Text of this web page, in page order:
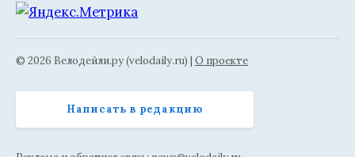
© 2026 Велодейли.ру (velodaily.ru) | О проекте
Написать в редакцию